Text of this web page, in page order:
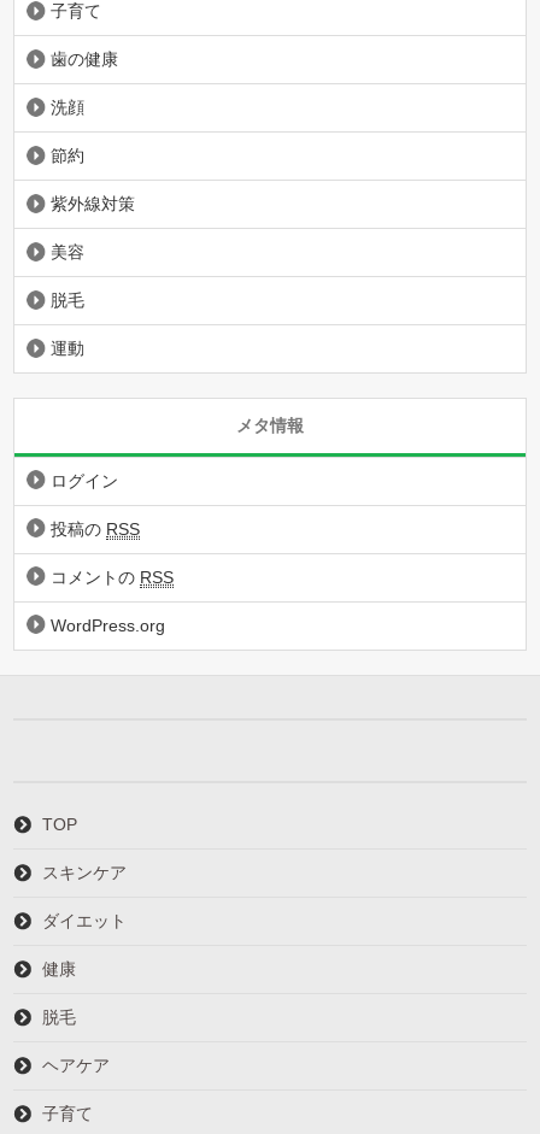
子育て
歯の健康
洗顔
節約
紫外線対策
美容
脱毛
運動
メタ情報
ログイン
投稿の RSS
コメントの RSS
WordPress.org
TOP
スキンケア
ダイエット
健康
脱毛
ヘアケア
子育て